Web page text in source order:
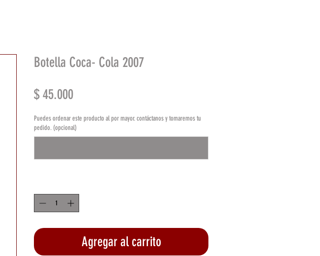
Botella Coca- Cola 2007
$ 45.000Precio
Puedes ordenar este producto al por mayor. contáctanos y tomaremos tu
pedido. (opcional)
Agregar al carrito